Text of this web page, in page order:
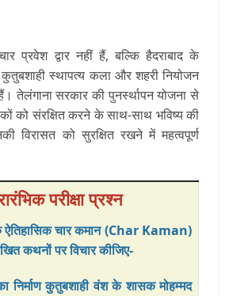
प्रवेश द्वार नहीं हैं, बल्कि हैदराबाद के
कुतुबशाही स्थापत्य कला और शहरी नियोजन
तेलंगाना सरकार की पुनर्स्थापन योजना से
को संरक्षित करने के साथ-साथ भविष्य की
विरासत को सुरक्षित रखने में महत्वपूर्ण
परीक्षा प्रश्न
ऐतिहासिक चार कमान (Char Kaman)
कथनों पर विचार कीजिए-
निर्माण कुतुबशाही वंश के शासक मोहम्मद